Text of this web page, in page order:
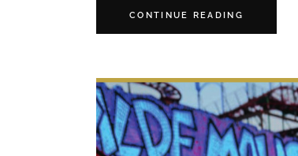
CONTINUE READING